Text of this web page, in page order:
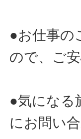
●お仕事の
ので、ご安
●気になる
にお問い